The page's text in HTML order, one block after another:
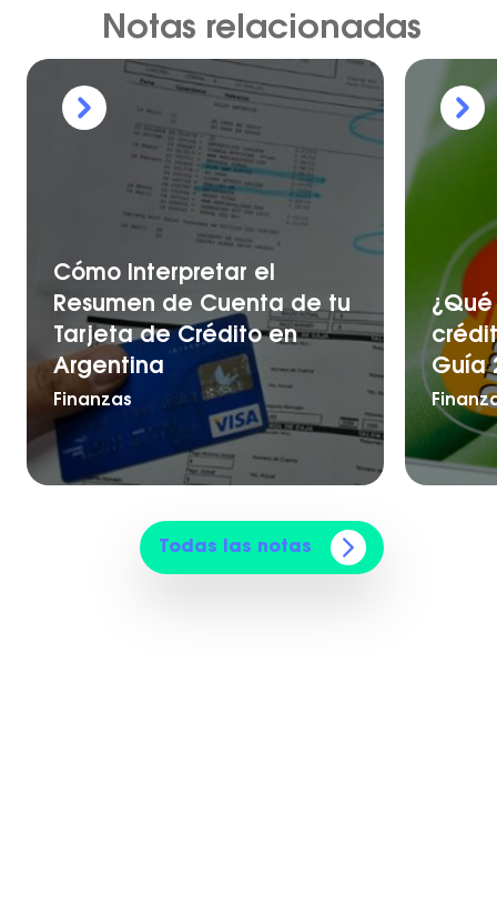
Notas relacionadas
Cómo Interpretar el
Resumen de Cuenta de tu
Tarjeta de Crédito en
Argentina
Finanzas
Guía
Todas las notas